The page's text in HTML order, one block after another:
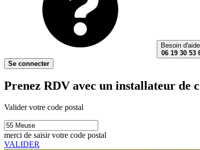
Besoin
06 19 30 53
Se connecter
Prenez RDV avec un installateur de
Valider votre code postal
merci de saisir votre code postal
VALIDER